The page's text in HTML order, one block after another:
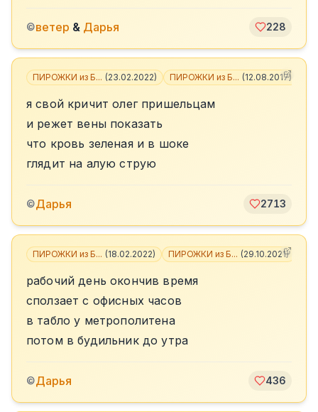
©ветер & Дарья 228
ПИРОЖКИ из Б... (23.02.2022) ПИРОЖКИ из Б... (12.08.2017)
я свой кричит олег пришельцам
и режет вены показать
что кровь зеленая и в шоке
глядит на алую струю
©Дарья 2713
ПИРОЖКИ из Б... (18.02.2022) ПИРОЖКИ из Б... (29.10.2021)
рабочий день окончив время
сползает с офисных часов
в табло у метрополитена
потом в будильник до утра
©Дарья 436